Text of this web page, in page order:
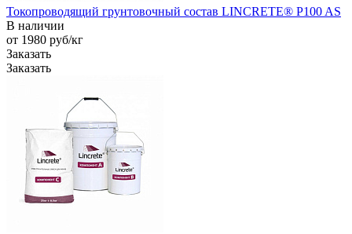
Токопроводящий грунтовочный состав LINCRETE® P100 AS
В наличии
от 1980 руб/кг
Заказать
Заказать